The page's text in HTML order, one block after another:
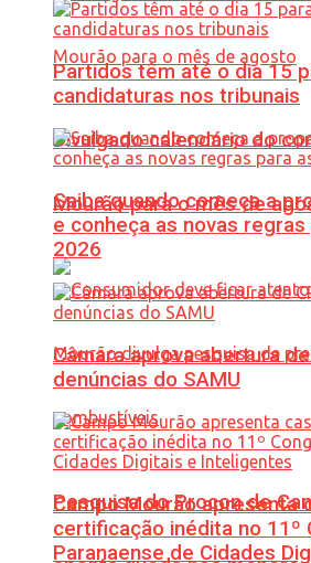
Divulgado calendário do
Mourão para o mês de
Pesquisa do Procon de
Partidos têm até o dia 15
candidaturas nos tribunais
Saiba quando começa a
e conheça as novas
2026
Câmara aprova abertura
denúncias do SAMU
Campo Mourão apresenta
certificação inédita no 11º
Paranaense de Cidades